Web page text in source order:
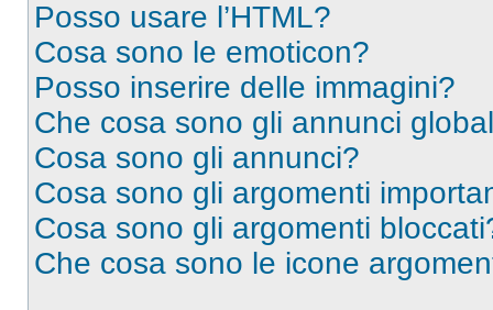
Posso usare l’HTML?
Cosa sono le emoticon?
Posso inserire delle immagini?
Che cosa sono gli annunci
Cosa sono gli annunci?
Cosa sono gli argomenti
Cosa sono gli argomenti
Che cosa sono le icone